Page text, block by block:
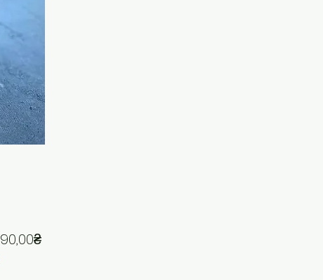
90,00₴За розпродажем